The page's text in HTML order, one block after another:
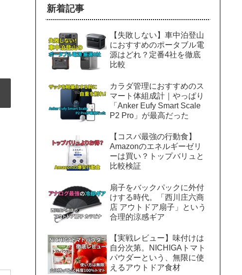
新着記事
【失敗しない】車中泊登山
におすすめのポータブル電
源はどれ？定番4社を徹底
比較
カラダ管理におすすめのス
マート体組成計｜やっぱり
「Anker Eufy Smart Scale
P2 Pro」が最高だった
【コスパ最強の行動食】
Amazonのエネルギーゼリ
ーは買い？トップバリュと
比較検証
扇子をバックパックに外付
けする時代。「西川庄六商
店 アウトドア扇子」という
合理的涼感ギア
【実戦レビュー】味付けは
自分次第。NICHIGAトマト
パウダーという、無限に使
えるアウトドア食材